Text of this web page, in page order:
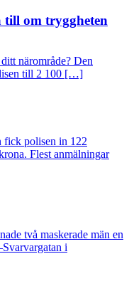
om tryggheten
närområde? Den
till 2 100 […]
polisen in 122
Flest anmälningar
två maskerade män en
i